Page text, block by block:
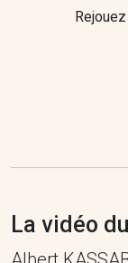
La vidéo